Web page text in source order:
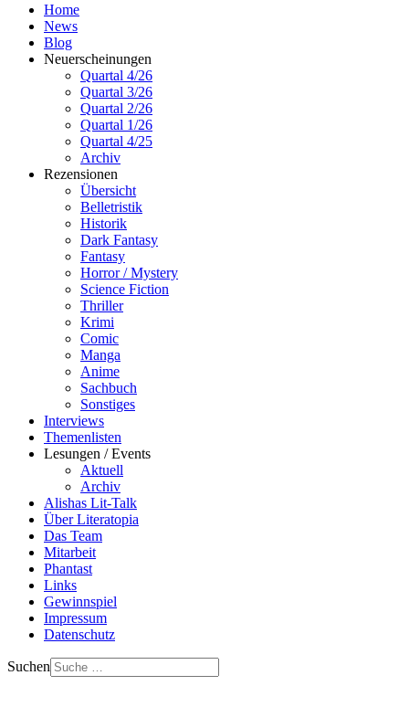
Home
News
Blog
Neuerscheinungen
Quartal 4/26
Quartal 3/26
Quartal 2/26
Quartal 1/26
Quartal 4/25
Archiv
Rezensionen
Übersicht
Belletristik
Historik
Dark Fantasy
Fantasy
Horror / Mystery
Science Fiction
Thriller
Krimi
Comic
Manga
Anime
Sachbuch
Sonstiges
Interviews
Themenlisten
Lesungen / Events
Aktuell
Archiv
Alishas Lit-Talk
Über Literatopia
Das Team
Mitarbeit
Phantast
Links
Gewinnspiel
Impressum
Datenschutz
Suchen